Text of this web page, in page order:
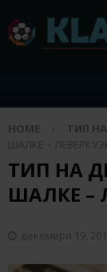
HOME ТИП
ШАЛКЕ –
ТИП НА
ШАЛКЕ –
декември 19,